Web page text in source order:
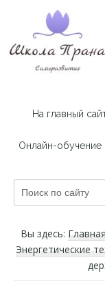
main
content
footer
сайта
пранолечению
На главный
Онлайн-обучение
Поиск
по
Вы здесь: Главная
Энергетические